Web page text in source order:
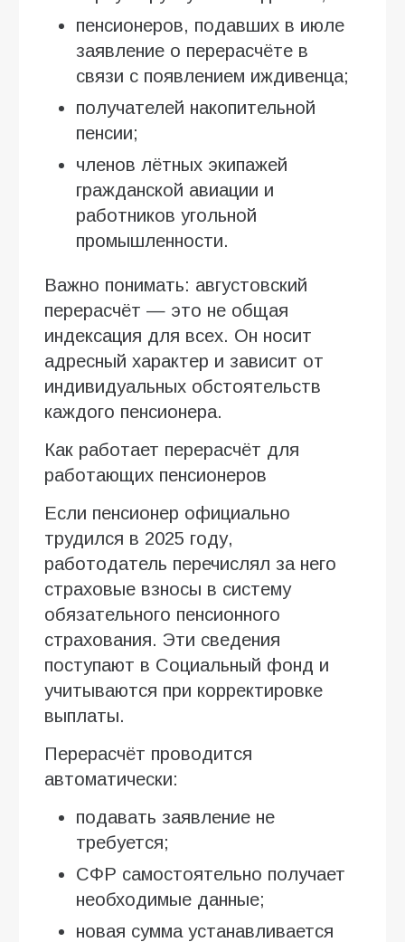
пенсионеров, подавших в июле
заявление о перерасчёте в
связи с появлением иждивенца;
получателей накопительной
пенсии;
членов лётных экипажей
гражданской авиации и
работников угольной
промышленности.
Важно понимать: августовский
перерасчёт — это не общая
индексация для всех. Он носит
адресный характер и зависит от
индивидуальных обстоятельств
каждого пенсионера.
Как работает перерасчёт для
работающих пенсионеров
Если пенсионер официально
трудился в 2025 году,
работодатель перечислял за него
страховые взносы в систему
обязательного пенсионного
страхования. Эти сведения
поступают в Социальный фонд и
учитываются при корректировке
выплаты.
Перерасчёт проводится
автоматически:
подавать заявление не
требуется;
СФР самостоятельно получает
необходимые данные;
новая сумма устанавливается